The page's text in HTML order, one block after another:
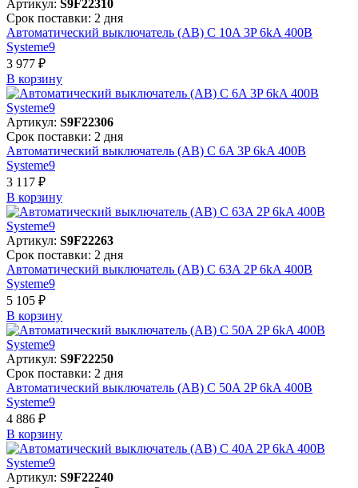
Артикул: S9F22310
Срок поставки: 2 дня
Автоматический выключатель (АВ) C 10A 3P 6kA 400В
Systeme9
3 977 ₽
В корзинy
Артикул: S9F22306
Срок поставки: 2 дня
Автоматический выключатель (АВ) C 6A 3P 6kA 400В
Systeme9
3 117 ₽
В корзинy
Артикул: S9F22263
Срок поставки: 2 дня
Автоматический выключатель (АВ) C 63A 2P 6kA 400В
Systeme9
5 105 ₽
В корзинy
Артикул: S9F22250
Срок поставки: 2 дня
Автоматический выключатель (АВ) C 50A 2P 6kA 400В
Systeme9
4 886 ₽
В корзинy
Артикул: S9F22240